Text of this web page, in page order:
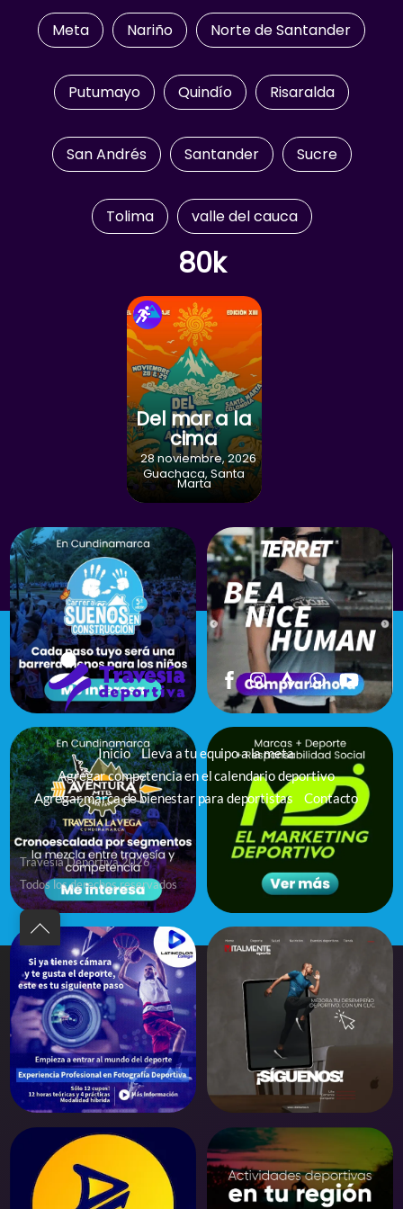
Meta Nariño Norte de Santander
Putumayo Quindío Risaralda
San Andrés Santander Sucre
Tolima valle del cauca
80k
Del mar a la
cima
28 noviembre, 2026
Guachaca, Santa
Marta
Inicio
Lleva a tu equipo a la meta
Agregar competencia en el calendario deportivo
Agregar marca de bienestar para deportistas
Contacto
Back
to
top
Travesía Deportiva 2026
Todos los derechos reservados